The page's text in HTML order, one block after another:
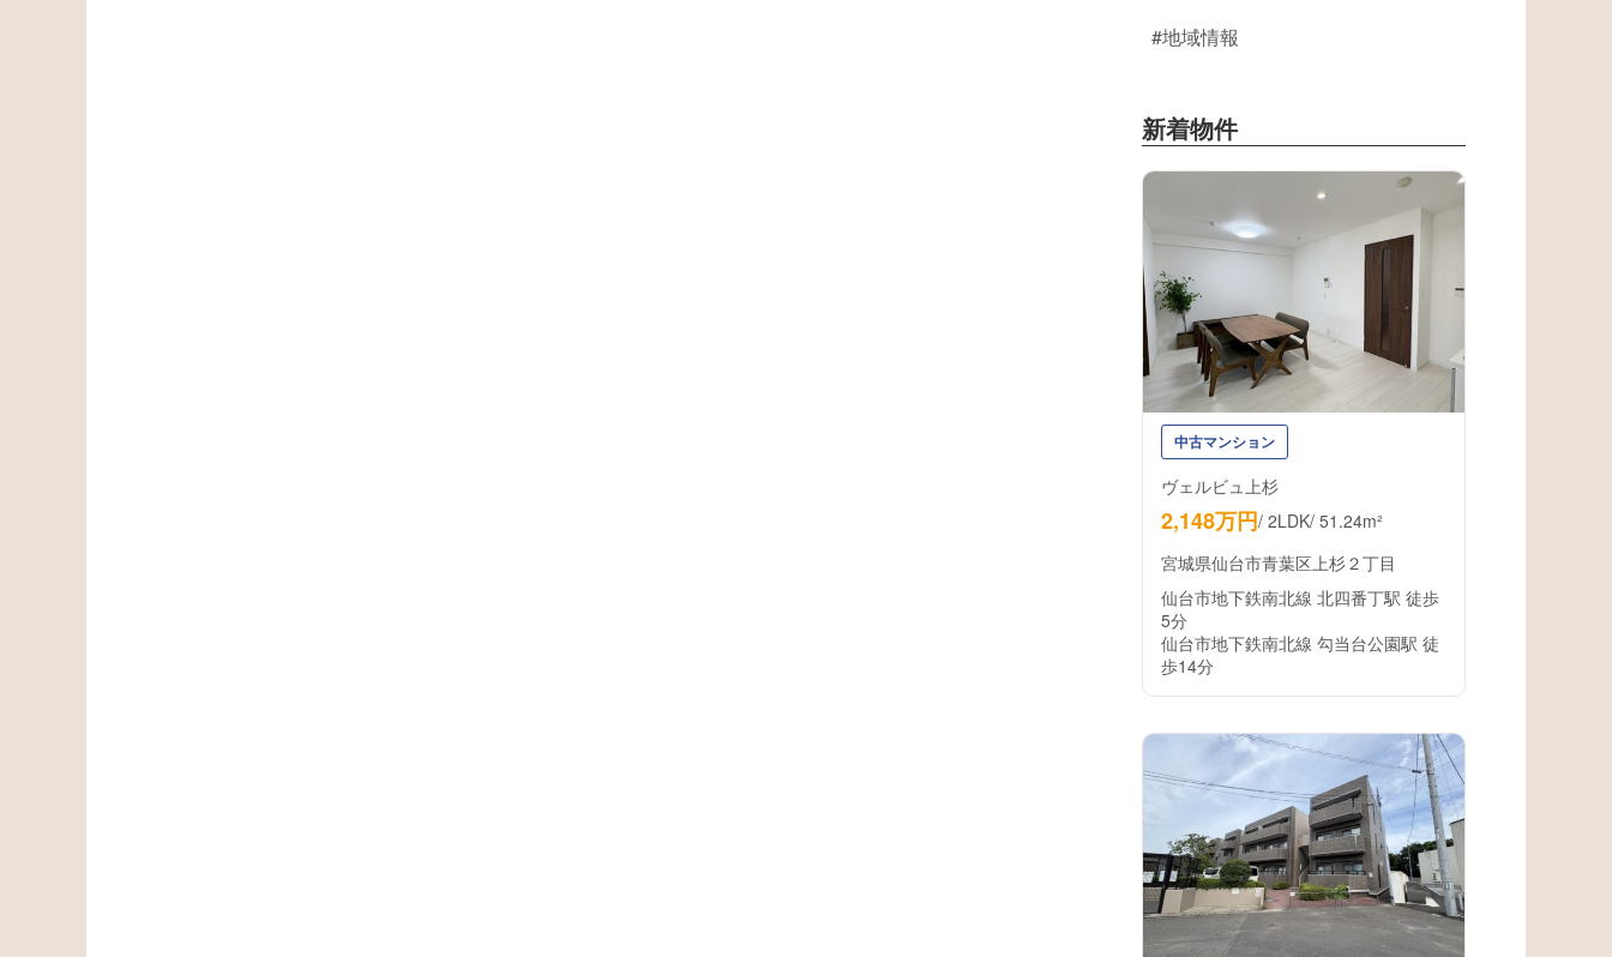
地域情報
新着物件
中古マンション
ヴェルビュ上杉
2,148万円/ 2LDK/ 51.24m²
宮城県仙台市青葉区上杉２丁目
仙台市地下鉄南北線 北四番丁駅 徒歩
5分
仙台市地下鉄南北線 勾当台公園駅 徒
歩14分